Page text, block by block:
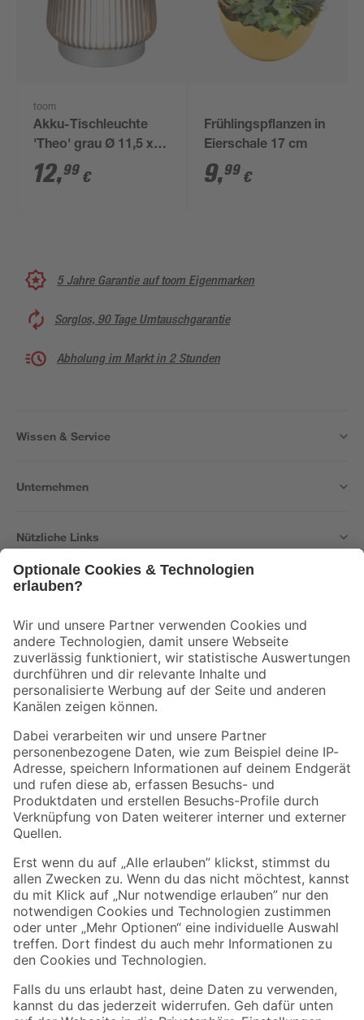
toom
Akku-Tischleuchte
'Theo' grau Ø 11,5 x
12 cm dimmbar
12,99 €
Frühlingspflanzen in
Eierschale 17 cm
9,99 €
5 Jahre Garantie auf toom Eigenmarken
Sorglos, 90 Tage Umtauschgarantie
Abholung im Markt in 2 Stunden
Wissen & Service
Unternehmen
Nützliche Links
Der toom Newsletter: Keine Angebote und Aktionen mehr verpassen!
Zur Newsletter Anmeldung
Folge uns
Zahlungsarten Versandarten
Sicher einkaufen
Jetzt die toom-App herunterladen
Alle Preisangaben in EUR inkl. gesetzl. MwSt.. Die dargestellten Angebote sind unter